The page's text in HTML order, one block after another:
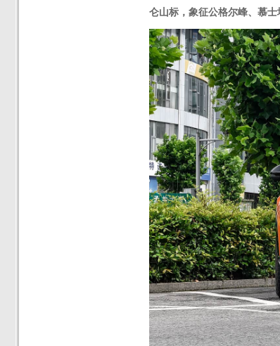
仑山标，象征公格尔峰、慕士